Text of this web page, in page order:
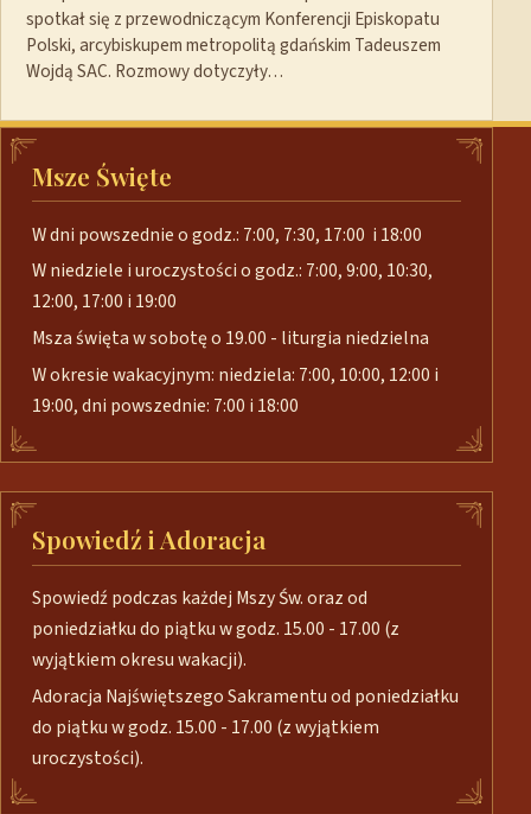
spotkał się z przewodniczącym Konferencji Episkopatu
Polski, arcybiskupem metropolitą gdańskim Tadeuszem
Wojdą SAC. Rozmowy dotyczyły…
Msze Święte
W dni powszednie o godz.: 7:00, 7:30, 17:00 i 18:00
W niedziele i uroczystości o godz.: 7:00, 9:00, 10:30,
12:00, 17:00 i 19:00
Msza święta w sobotę o 19.00 - liturgia niedzielna
W okresie wakacyjnym: niedziela: 7:00, 10:00, 12:00 i
19:00, dni powszednie: 7:00 i 18:00
Spowiedź i Adoracja
Spowiedź podczas każdej Mszy Św. oraz od
poniedziałku do piątku w godz. 15.00 - 17.00 (z
wyjątkiem okresu wakacji).
Adoracja Najświętszego Sakramentu od poniedziałku
do piątku w godz. 15.00 - 17.00 (z wyjątkiem
uroczystości).